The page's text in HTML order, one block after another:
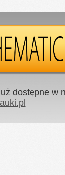
dostępne w